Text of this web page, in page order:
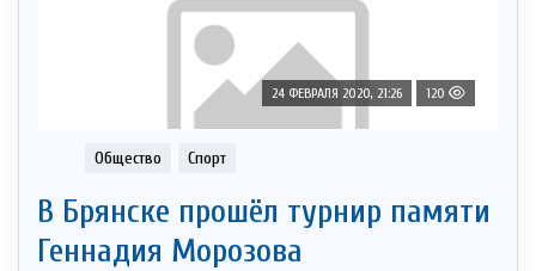
24 ФЕВРАЛЯ 2020, 21:26 120
Общество Спорт
В Брянске прошёл турнир памяти
Геннадия Морозова